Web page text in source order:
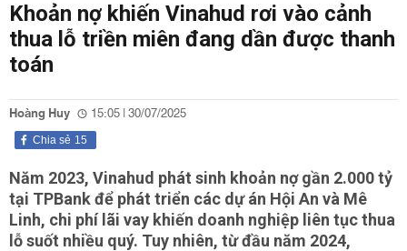
Khoản nợ khiến Vinahud rơi vào cảnh
thua lỗ triền miên đang dần được thanh
toán
Hoàng Huy 15:05 | 30/07/2025
15
Chia sẻ
Năm 2023, Vinahud phát sinh khoản nợ gần 2.000 tỷ
tại TPBank để phát triển các dự án Hội An và Mê
Linh, chi phí lãi vay khiến doanh nghiệp liên tục thua
lỗ suốt nhiều quý. Tuy nhiên, từ đầu năm 2024,